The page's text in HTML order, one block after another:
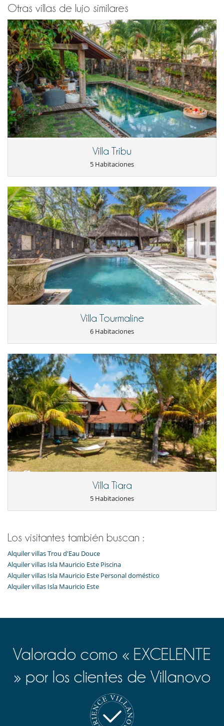
Otras villas de lujo similares
Villa Tribu
5 Habitaciones
Villa Tourmaline
6 Habitaciones
Villa Tiara
5 Habitaciones
Los visitantes también buscan :
Alquiler villas Trou d'Eau Douce
Alquiler villas Isla Mauricio Este Piscina
Alquiler villas Isla Mauricio Este Personal doméstico
Alquiler villas Isla Mauricio Este
Valorado como « EXCELENTE
» por los clientes de Villanovo